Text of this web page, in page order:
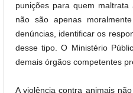
punições para quem
não são apenas
denúncias, identificar os
desse tipo. O Ministério
demais órgãos competentes
A violência contra animais